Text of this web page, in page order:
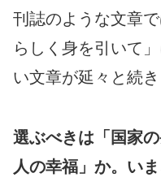
刊誌のような文章
らしく身を引いて
い文章が延々と続き
選ぶべきは「国家
人の幸福」か。い